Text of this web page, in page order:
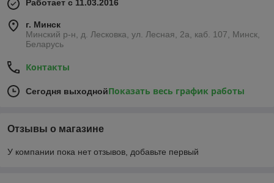
Работает с 11.03.2016
г. Минск
Минский р-н, д. Лесковка, ул. Лесная, 2а, каб. 107, Минск,
Беларусь
Контакты
Сегодня выходнойПоказать весь график работы
Отзывы о магазине
У компании пока нет отзывов, добавьте первый